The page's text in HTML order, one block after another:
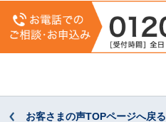
お客さまの声TOPページへ戻る